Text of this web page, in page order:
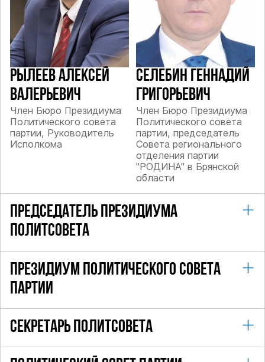
РЫЛЕЕВ АЛЕКСЕЙ
ВАЛЕРЬЕВИЧ
Член Бюро Президиума
Политического совета
партии, Руководитель
Исполкома
СЕЛЕБИН ГЕННАДИЙ
ГРИГОРЬЕВИЧ
Член Бюро Президиума
Политического совета
партии, председатель
Совета регионального
отделения партии
"РОДИНА" в Брянской
области
ПРЕДСЕДАТЕЛЬ ПРЕЗИДИУМА
ПОЛИТСОВЕТА
ПРЕЗИДИУМ ПОЛИТИЧЕСКОГО СОВЕТА
ПАРТИИ
СЕКРЕТАРЬ ПОЛИТСОВЕТА